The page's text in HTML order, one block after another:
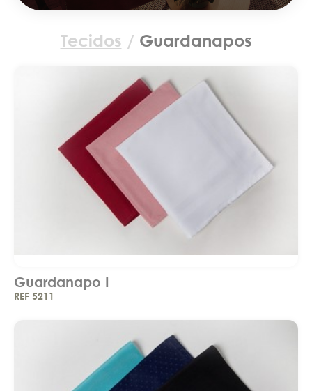
Tecidos / Guardanapos
Guardanapo I
REF 5211